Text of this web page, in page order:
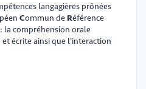
langagières prônées
Commun de Référence
la compréhension orale
écrite ainsi que l'interaction